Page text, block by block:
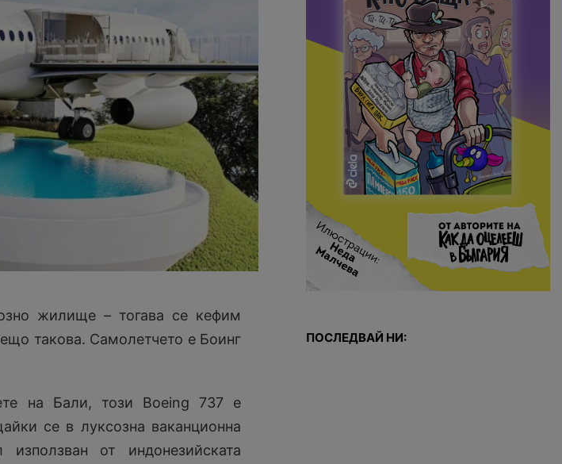
жилище – тогава се кефим
такова. Самолетчето е Боинг
на Бали, този Boeing 737 е
се в луксозна ваканционна
от индонезийската
ПОСЛЕДВАЙ НИ: